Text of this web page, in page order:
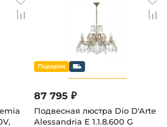
87 795 ₽
Подвесная люстра Dio D'Arte
Alessandria E 1.1.8.600 G